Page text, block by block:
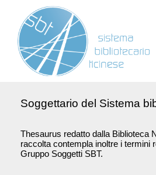
Soggettario del Sistema
Thesaurus redatto dalla Biblioteca
raccolta contempla inoltre i termini
Gruppo Soggetti SBT.